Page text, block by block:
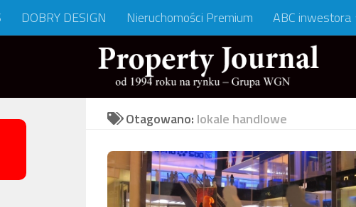
DOBRY DESIGN Nieruchomości Premium ABC inwestora
Otagowano: lokale handlowe